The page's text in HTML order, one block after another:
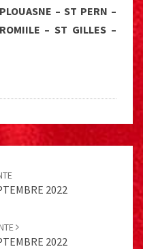
– ST PERN –
– ST GILLES –
2022
2022